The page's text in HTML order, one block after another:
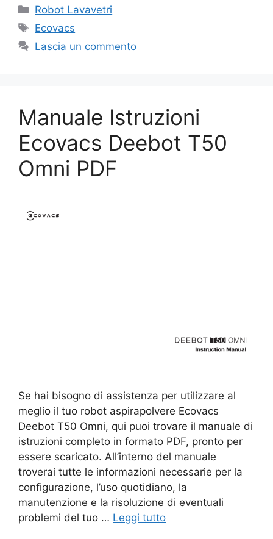
Categorie
Robot Lavavetri
Tag
Ecovacs
Lascia un commento
Manuale Istruzioni
Ecovacs Deebot T50
Omni PDF
Se hai bisogno di assistenza per utilizzare al
meglio il tuo robot aspirapolvere Ecovacs
Deebot T50 Omni, qui puoi trovare il manuale di
istruzioni completo in formato PDF, pronto per
essere scaricato. All’interno del manuale
troverai tutte le informazioni necessarie per la
configurazione, l’uso quotidiano, la
manutenzione e la risoluzione di eventuali
problemi del tuo … Leggi tutto